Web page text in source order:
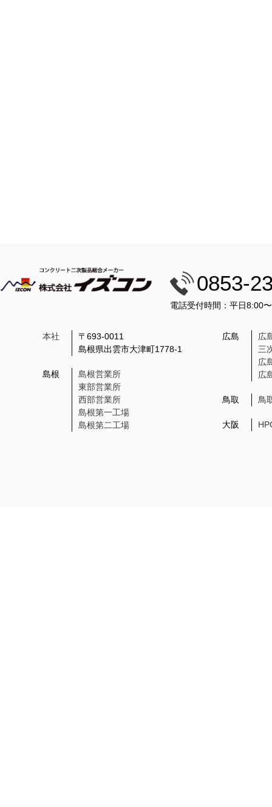
0853-
電話受付時間：平日8:00
本社
〒693-0011
島根県出雲市大津町1778-1
島根
島根営業所
東部営業所
西部営業所
島根第一工場
島根第二工場
広島
広
三
広
広
鳥取 鳥
大阪